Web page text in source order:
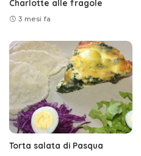
Charlotte alle fragole
3 mesi fa
Torta salata di Pasqua